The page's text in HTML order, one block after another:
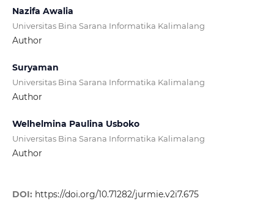
Nazifa Awalia
Universitas Bina Sarana Informatika Kalimalang
Author
Suryaman
Universitas Bina Sarana Informatika Kalimalang
Author
Welhelmina Paulina Usboko
Universitas Bina Sarana Informatika Kalimalang
Author
DOI: https://doi.org/10.71282/jurmie.v2i7.675